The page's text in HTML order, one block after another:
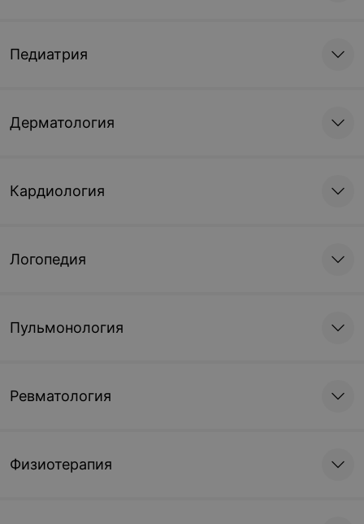
Педиатрия
Дерматология
Кардиология
Логопедия
Пульмонология
Ревматология
Физиотерапия